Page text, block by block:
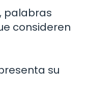
palabras
consideren
su